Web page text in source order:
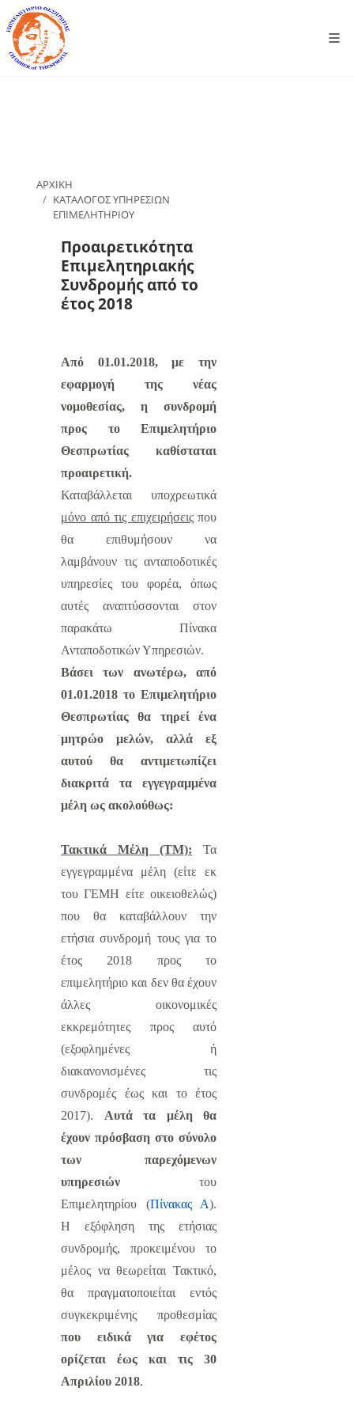
ΑΡΧΙΚΗ
ΚΑΤΑΛΟΓΟΣ ΥΠΗΡΕΣΙΩΝ
ΕΠΙΜΕΛΗΤΗΡΙΟΥ
Προαιρετικότητα
Επιμελητηριακής
Συνδρομής από το
έτος 2018
Από 01.01.2018, με την
εφαρμογή της νέας
νομοθεσίας, η συνδρομή
προς το Επιμελητήριο
Θεσπρωτίας καθίσταται
προαιρετική.
Καταβάλλεται υποχρεωτικά
μόνο από τις επιχειρήσειςπου
θα επιθυμήσουν να
λαμβάνουν τις ανταποδοτικές
υπηρεσίες του φορέα, όπως
αυτές αναπτύσσονται στον
παρακάτω Πίνακα
Ανταποδοτικών Υπηρεσιών.
Βάσει των ανωτέρω, από
01.01.2018 το Επιμελητήριο
Θεσπρωτίας θα τηρεί ένα
μητρώο μελών, αλλά εξ
αυτού θα αντιμετωπίζει
διακριτά τα εγγεγραμμένα
μέλη ως ακολούθως:
Τακτικά Μέλη (ΤΜ): Τα
εγγεγραμμένα μέλη (είτε εκ
του ΓΕΜΗ είτε οικειοθελώς)
που θα καταβάλλουν την
ετήσια συνδρομή τους για το
έτος 2018 προς το
επιμελητήριο και δεν θα έχουν
άλλες οικονομικές
εκκρεμότητες προς αυτό
(εξοφλημένες ή
διακανονισμένες τις
συνδρομές έως και το έτος
2017). Αυτά τα μέλη θα
έχουν πρόσβαση στο σύνολο
των παρεχόμενων
υπηρεσιών του
Επιμελητηρίου (Πίνακας Α).
Η εξόφληση της ετήσιας
συνδρομής, προκειμένου το
μέλος να θεωρείται Τακτικό,
θα πραγματοποιείται εντός
συγκεκριμένης προθεσμίας
που ειδικά για εφέτος
ορίζεται έως και τις 30
Απριλίου 2018.